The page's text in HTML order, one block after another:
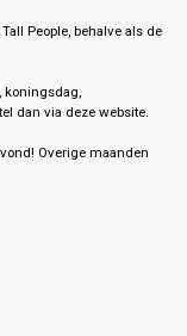
People, behalve als de
koningsdag,
dan via deze website.
Overige maanden